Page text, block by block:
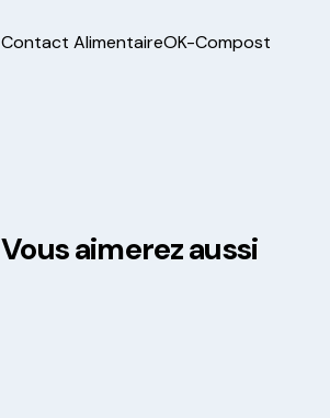
Contact AlimentaireOK-Compost
Vous aimerez aussi